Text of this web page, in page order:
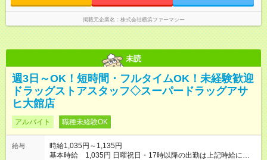
掲載元企業名 株式会社横浜ファーマシー
未読
週3日～OK！短時間・フルタイムOK！未経験歓迎
ドラッグストアスタッフ◇スーパードラッグアサ
ヒ大館店
アルバイト 職種未経験OK
給与
時給1,035円～1,135円
基本時給 1,035円 日曜祝日・17時以降の出勤は上記時給にプ